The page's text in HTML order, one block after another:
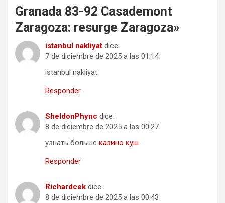
Granada 83-92 Casademont
Zaragoza: resurge Zaragoza»
istanbul nakliyat dice:
7 de diciembre de 2025 a las 01:14
istanbul nakliyat
Responder
SheldonPhync dice:
8 de diciembre de 2025 a las 00:27
узнать больше казино куш
Responder
Richardcek dice:
8 de diciembre de 2025 a las 00:43